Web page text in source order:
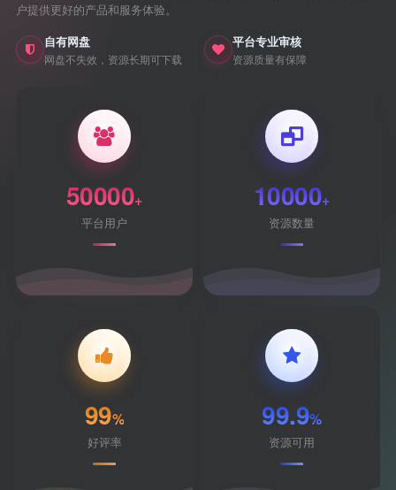
户提供更好的产品和服务体验。
自有网盘
网盘不失效，资源长期可下载
平台专业审核
资源质量有保障
50000+
平台用户
10000+
资源数量
99%
好评率
99.9%
资源可用